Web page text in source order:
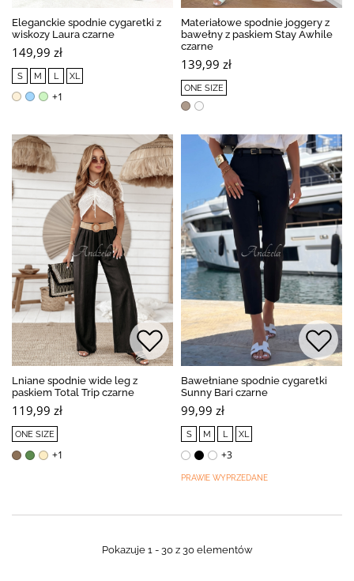
Eleganckie spodnie cygaretki z
wiskozy Laura czarne
149,99 zł
S M L XL
+1
Materiałowe spodnie joggery z
bawełny z paskiem Stay Awhile
czarne
139,99 zł
ONE SIZE
Lniane spodnie wide leg z
paskiem Total Trip czarne
119,99 zł
ONE SIZE
+1
Bawełniane spodnie cygaretki
Sunny Bari czarne
99,99 zł
S M L XL
+3
PRAWIE WYPRZEDANE
Pokazuje 1 - 30 z 30 elementów